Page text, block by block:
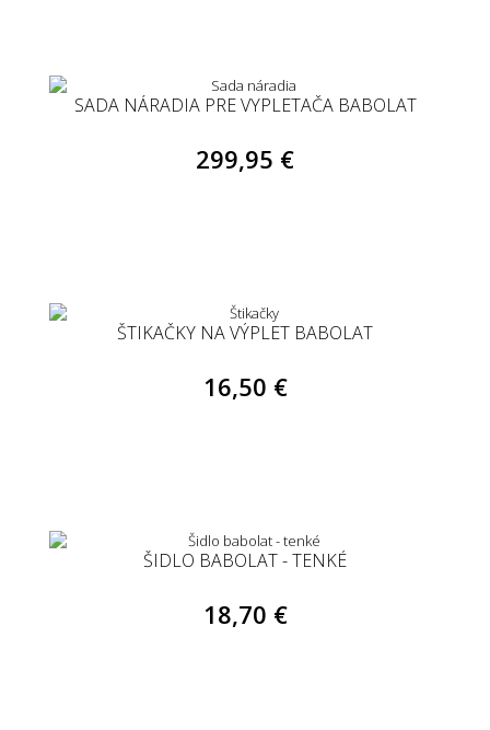
SADA NÁRADIA PRE VYPLETAČA BABOLAT
299,95 €
ŠTIKAČKY NA VÝPLET BABOLAT
16,50 €
ŠIDLO BABOLAT - TENKÉ
18,70 €